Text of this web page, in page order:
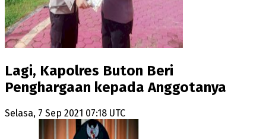
Lagi, Kapolres Buton Beri
Penghargaan kepada Anggotanya
Selasa, 7 Sep 2021 07:18 UTC